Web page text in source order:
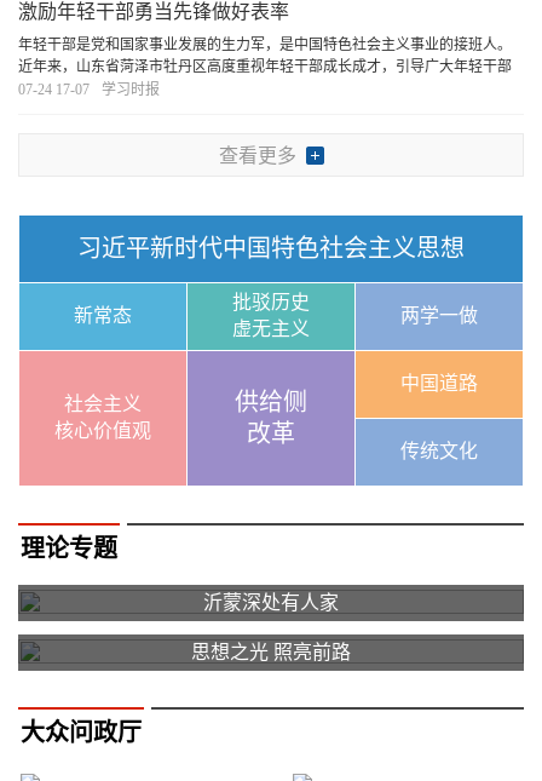
激励年轻干部勇当先锋做好表率
年轻干部是党和国家事业发展的生力军，是中国特色社会主义事业的接班人。
近年来，山东省菏泽市牡丹区高度重视年轻干部成长成才，引导广大年轻干部
勇担时代使命，主动投身改革发展主战场、乡村振兴第一线、服务群众最前
07-24 17-07 学习时报
查看更多
习近平新时代中国特色社会主义思想
新常态
批驳历史
虚无主义
两学一做
社会主义
核心价值观
供给侧
改革
中国道路
传统文化
理论专题
沂蒙深处有人家
思想之光 照亮前路
大众问政厅